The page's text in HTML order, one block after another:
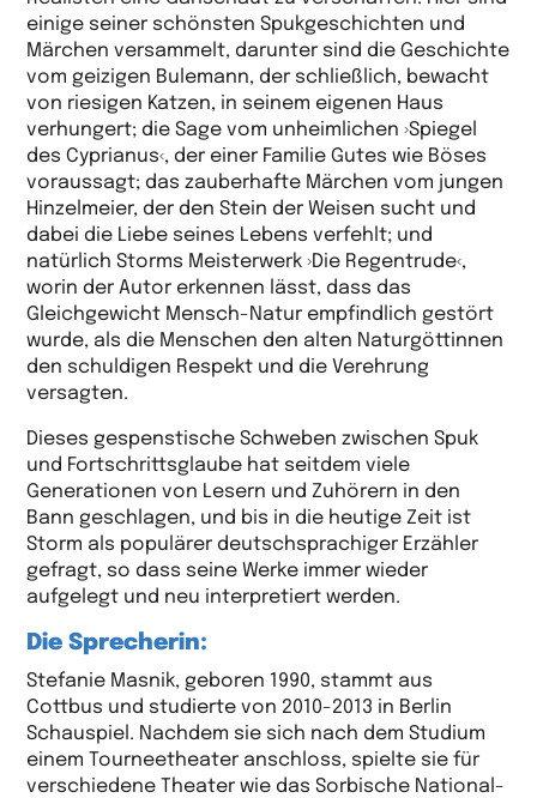
einige seiner schönsten Spukgeschichten und
Märchen versammelt, darunter sind die Geschichte
vom geizigen Bulemann, der schließlich, bewacht
von riesigen Katzen, in seinem eigenen Haus
verhungert; die Sage vom unheimlichen ›Spiegel
des Cyprianus‹, der einer Familie Gutes wie Böses
voraussagt; das zauberhafte Märchen vom jungen
Hinzelmeier, der den Stein der Weisen sucht und
dabei die Liebe seines Lebens verfehlt; und
natürlich Storms Meisterwerk ›Die Regentrude‹,
worin der Autor erkennen lässt, dass das
Gleichgewicht Mensch-Natur empfindlich gestört
wurde, als die Menschen den alten Naturgöttinnen
den schuldigen Respekt und die Verehrung
versagten.
Dieses gespenstische Schweben zwischen Spuk
und Fortschrittsglaube hat seitdem viele
Generationen von Lesern und Zuhörern in den
Bann geschlagen, und bis in die heutige Zeit ist
Storm als populärer deutschsprachiger Erzähler
gefragt, so dass seine Werke immer wieder
aufgelegt und neu interpretiert werden.
Die Sprecherin:
Stefanie Masnik, geboren 1990, stammt aus
Cottbus und studierte von 2010-2013 in Berlin
Schauspiel. Nachdem sie sich nach dem Studium
einem Tourneetheater anschloss, spielte sie für
verschiedene Theater wie das Sorbische National-